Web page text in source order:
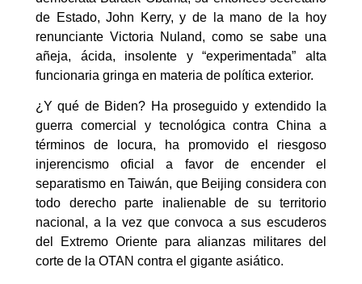
de Estado, John Kerry, y de la mano de la hoy
renunciante Victoria Nuland, como se sabe una
añeja, ácida, insolente y “experimentada” alta
funcionaria gringa en materia de política exterior.
¿Y qué de Biden? Ha proseguido y extendido la
guerra comercial y tecnológica contra China a
términos de locura, ha promovido el riesgoso
injerencismo oficial a favor de encender el
separatismo en Taiwán, que Beijing considera con
todo derecho parte inalienable de su territorio
nacional, a la vez que convoca a sus escuderos
del Extremo Oriente para alianzas militares del
corte de la OTAN contra el gigante asiático.